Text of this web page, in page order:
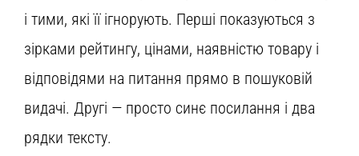
і тими, які її ігнорують. Перші показуються з
зірками рейтингу, цінами, наявністю товару і
відповідями на питання прямо в пошуковій
видачі. Другі — просто синє посилання і два
рядки тексту.